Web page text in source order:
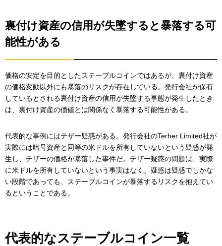
裏付け資産の信用が失墜すると暴落する可
能性がある
価格の安定を目的としたステーブルコインではあるが、裏付け資産
の価格変動以外にも暴落のリスクが存在している。発行会社が保有
しているとされる裏付け資産の信用が失墜する事態が発生したとき
は、裏付け資産の価値とは関係なく暴落する可能性がある。
代表的な事例にはテザー疑惑がある。発行会社のTerher Limited社が
実際には暗号資産と同等の米ドルを所有していないという疑惑が発
生し、テザーの価格が暴落した事件だ。テザー疑惑の問題は、実際
に米ドルを所有していないという事実はなく、疑惑は疑惑でしかな
い段階であっても、ステーブルコインが暴落するリスクを抱えてい
るということである。
代表的なステーブルコイン一覧